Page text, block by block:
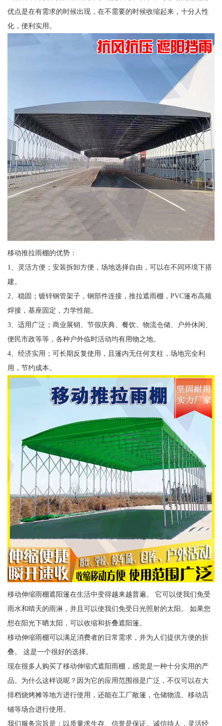
优点是在有需求的时候出现，在不需要的时候收缩起来，十分人性
化，便利实用。
移动推拉雨棚的优势：
1、灵活方便；安装拆卸方便，场地选择自由，可以在不同环境下搭
建。
2、稳固；镀锌钢管架子，钢部件连接，推拉遮雨棚，PVC篷布高频
焊接，基座固定，力学性能。
3、适用广泛；商业展销、节假庆典、餐饮、物流仓储、户外休闲、
便民市政等等，各种户外临时活动均有用物之地。
4、经济实用；可长期反复使用，且篷内无任何支柱，场地完全利
用，节约成本。
移动伸缩雨棚遮阳篷在生活中变得越来越普遍。 它可以使我们免受
雨水和晴天的雨淋，并且可以使我们免受日光照射的太阳。 如果您
想在阳光下晒太阳，可以收缩和折叠遮阳篷。
移动伸缩雨棚可以满足消费者的日常需求，并为人们提供方便的折
叠。 这是一个很好的选择。
现在很多人购买了移动伸缩式遮阳雨棚，感觉是一种十分实用的产
品。为什么这样说呢？因为它的应用范围很是广泛，不仅可以在大
排档烧烤摊等地方进行使用，还能在工厂敞篷，仓储物流、移动店
铺等场合进行使用。
我们服务宗旨是：以质量求生存、信誉是保证。诚信待人，灵活经